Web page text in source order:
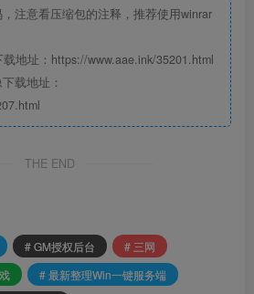
注意看压缩包的注释，推荐使用winrar
地址：https://www.aae.ink/35201.html
载地址：
THE END
# GM授权后台
# 三网
# 最新整理Win一键服务端